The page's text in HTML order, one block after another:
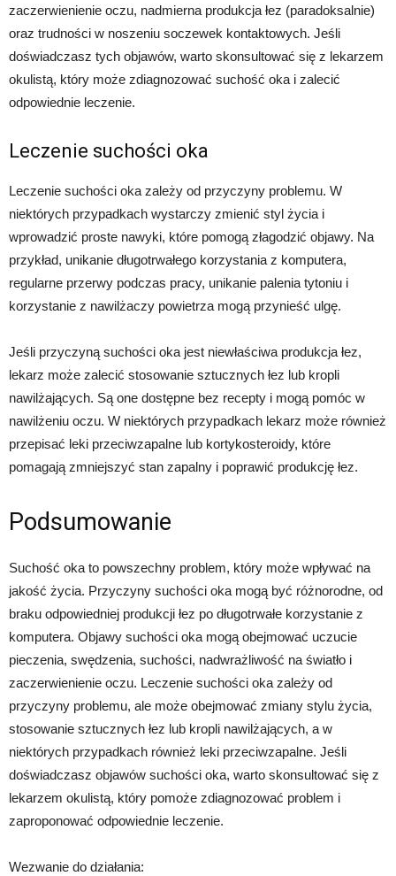
zaczerwienienie oczu, nadmierna produkcja łez (paradoksalnie)
oraz trudności w noszeniu soczewek kontaktowych. Jeśli
doświadczasz tych objawów, warto skonsultować się z lekarzem
okulistą, który może zdiagnozować suchość oka i zalecić
odpowiednie leczenie.
Leczenie suchości oka
Leczenie suchości oka zależy od przyczyny problemu. W
niektórych przypadkach wystarczy zmienić styl życia i
wprowadzić proste nawyki, które pomogą złagodzić objawy. Na
przykład, unikanie długotrwałego korzystania z komputera,
regularne przerwy podczas pracy, unikanie palenia tytoniu i
korzystanie z nawilżaczy powietrza mogą przynieść ulgę.
Jeśli przyczyną suchości oka jest niewłaściwa produkcja łez,
lekarz może zalecić stosowanie sztucznych łez lub kropli
nawilżających. Są one dostępne bez recepty i mogą pomóc w
nawilżeniu oczu. W niektórych przypadkach lekarz może również
przepisać leki przeciwzapalne lub kortykosteroidy, które
pomagają zmniejszyć stan zapalny i poprawić produkcję łez.
Podsumowanie
Suchość oka to powszechny problem, który może wpływać na
jakość życia. Przyczyny suchości oka mogą być różnorodne, od
braku odpowiedniej produkcji łez po długotrwałe korzystanie z
komputera. Objawy suchości oka mogą obejmować uczucie
pieczenia, swędzenia, suchości, nadwrażliwość na światło i
zaczerwienienie oczu. Leczenie suchości oka zależy od
przyczyny problemu, ale może obejmować zmiany stylu życia,
stosowanie sztucznych łez lub kropli nawilżających, a w
niektórych przypadkach również leki przeciwzapalne. Jeśli
doświadczasz objawów suchości oka, warto skonsultować się z
lekarzem okulistą, który pomoże zdiagnozować problem i
zaproponować odpowiednie leczenie.
Wezwanie do działania: